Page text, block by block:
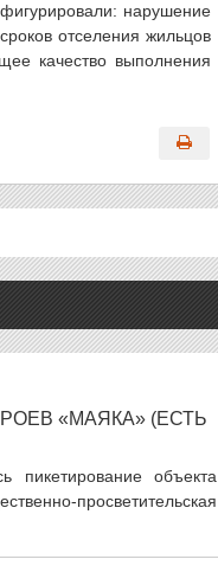
нарушение
отселения жильцов
качество выполнения
«МАЯКА» (ЕСТЬ
пикетирование объекта
просветительская